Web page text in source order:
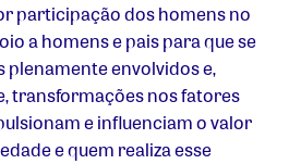
participação dos homens no
a homens e pais para que se
envolvidos e,
transformações nos fatores
e influenciam o valor
e quem realiza esse